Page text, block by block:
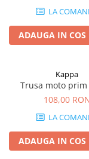
LA
ADAUGA IN COS
Kappa
Trusa moto
108,00
LA
ADAUGA IN COS